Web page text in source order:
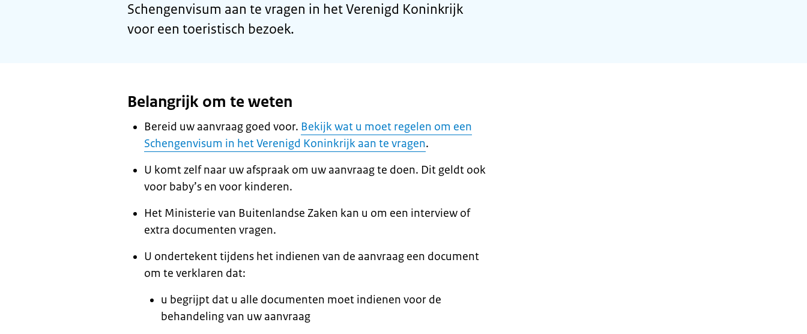
Schengenvisum aan te vragen in het Verenigd Koninkrijk
voor een toeristisch bezoek.
Belangrijk om te weten
Bereid uw aanvraag goed voor. Bekijk wat u moet regelen om een
Schengenvisum in het Verenigd Koninkrijk aan te vragen.
U komt zelf naar uw afspraak om uw aanvraag te doen. Dit geldt ook
voor baby’s en voor kinderen.
Het Ministerie van Buitenlandse Zaken kan u om een interview of
extra documenten vragen.
U ondertekent tijdens het indienen van de aanvraag een document
om te verklaren dat:
u begrijpt dat u alle documenten moet indienen voor de
behandeling van uw aanvraag